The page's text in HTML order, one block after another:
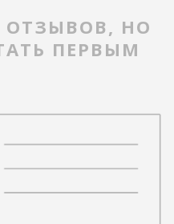
ОТЗЫВОВ, НО
ПЕРВЫМ